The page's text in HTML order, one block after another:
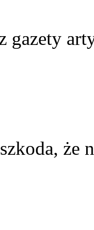
gazety
że